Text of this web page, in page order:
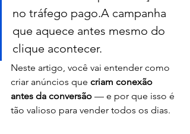
no tráfego pago.A campanha
que aquece antes mesmo do
clique acontecer.
Neste artigo, você vai entender como
criar anúncios que criam conexão
antes da conversão — e por que isso é
tão valioso para vender todos os dias.